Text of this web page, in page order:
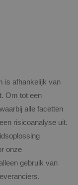
is afhankelijk van
Om tot een
alle facetten
risicoanalyse uit.
onze
gebruik van
5